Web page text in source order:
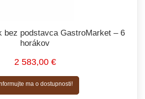
bez podstavca GastroMarket – 6
horákov
2 583,00 €
ma o dostupnosti!